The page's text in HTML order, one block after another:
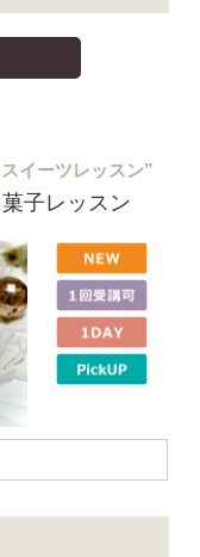
イーツレッスン”
子レッスン